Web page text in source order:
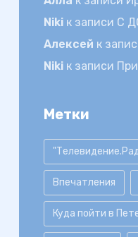
Nikiк записи С
Алексей к
Nikiк записи
Метки
Впечатления
Куда пойти в